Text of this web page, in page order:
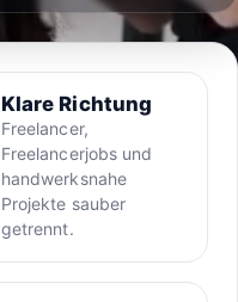
Klare Richtung
Freelancer,
Freelancerjobs und
handwerksnahe
Projekte sauber
getrennt.